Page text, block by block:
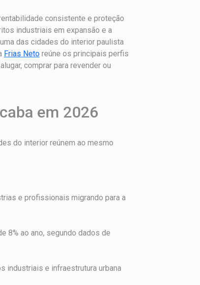
consistente e proteção
industriais em expansão e a
das cidades do interior paulista
Frias Neto reúne os principais perfis
comprar para revender ou
em 2026
do interior reúnem ao mesmo
e profissionais migrando para a
8% ao ano, segundo dados de
industriais e infraestrutura urbana